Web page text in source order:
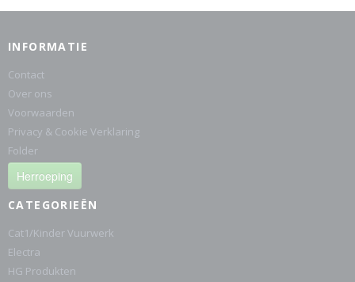
INFORMATIE
Contact
Over ons
Voorwaarden
Privacy & Cookie Verklaring
Folder
Herroeping
CATEGORIEËN
Cat1/Kinder Vuurwerk
Electra
HG Produkten